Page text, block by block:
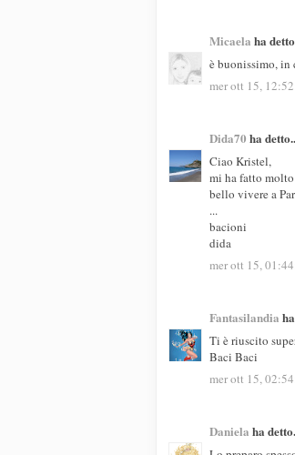
Micaela ha
è buonissimo, in
mer ott 15,
Dida70 ha
Ciao Kristel,
mi ha fatto
bello vivere a
...
bacioni
dida
mer ott 15,
Fantasilandia
Ti è riuscito
Baci Baci
mer ott 15,
Daniela ha